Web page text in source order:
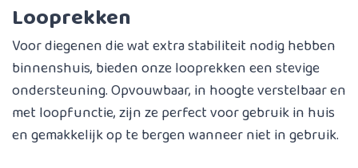
Looprekken
Voor diegenen die wat extra stabiliteit nodig hebben
binnenshuis, bieden onze looprekken een stevige
ondersteuning. Opvouwbaar, in hoogte verstelbaar en
met loopfunctie, zijn ze perfect voor gebruik in huis
en gemakkelijk op te bergen wanneer niet in gebruik.